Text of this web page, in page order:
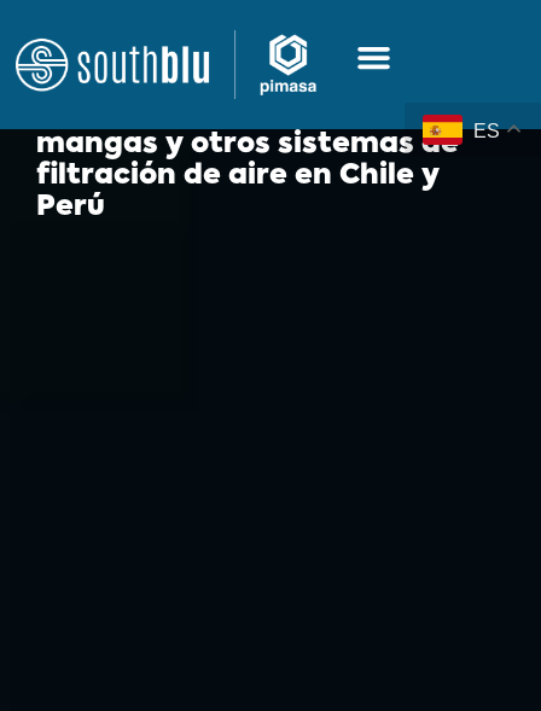
Equipos de
colección y
Disminuye el polvo y los riesgos operacionales con
equipos de colección y filtración
Colector de polvo, filtro de
mangas y otros sistemas de
filtración de aire en Chile y
Perú
ES